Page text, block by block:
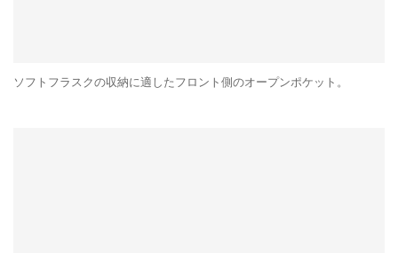
ソフトフラスクの収納に適したフロント側のオープンポケット。